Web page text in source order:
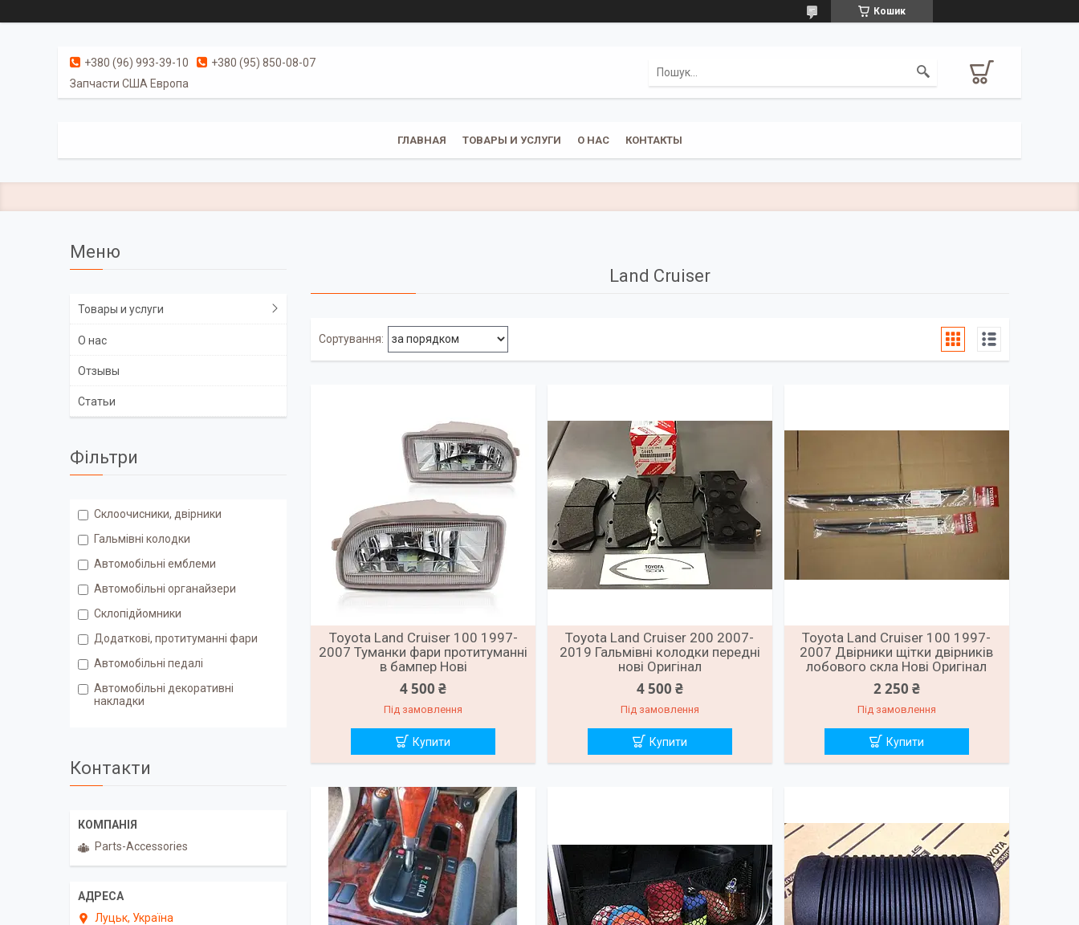
Кошик
+380 (96) 993-39-10
+380 (95) 850-08-07
Запчасти США Европа
ГЛАВНАЯ ТОВАРЫ И УСЛУГИ О НАС КОНТАКТЫ
Land Cruiser
Toyota Land Cruiser 100 1997-
2007 Туманки фари протитуманні
в бампер Нові
4 500 ₴
Під замовлення
Купити
Toyota Land Cruiser 200 2007-
2019 Гальмівні колодки передні
нові Оригінал
4 500 ₴
Під замовлення
Купити
Toyota Land Cruiser 100 1997-
2007 Двірники щітки двірників
лобового скла Нові Оригінал
2 250 ₴
Під замовлення
Купити
Товары и услуги
О нас
Отзывы
Статьи
Фільтри
Склоочисники, двірники
Гальмівні колодки
Автомобільні емблеми
Автомобільні органайзери
Склопідйомники
Додаткові, протитуманні фари
Автомобільні педалі
Автомобільні декоративні
накладки
Контакти
Parts-Accessories
Луцьк, Україна